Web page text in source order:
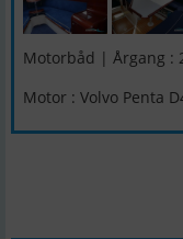
Motorbåd | Årgang :
Motor : Volvo Penta